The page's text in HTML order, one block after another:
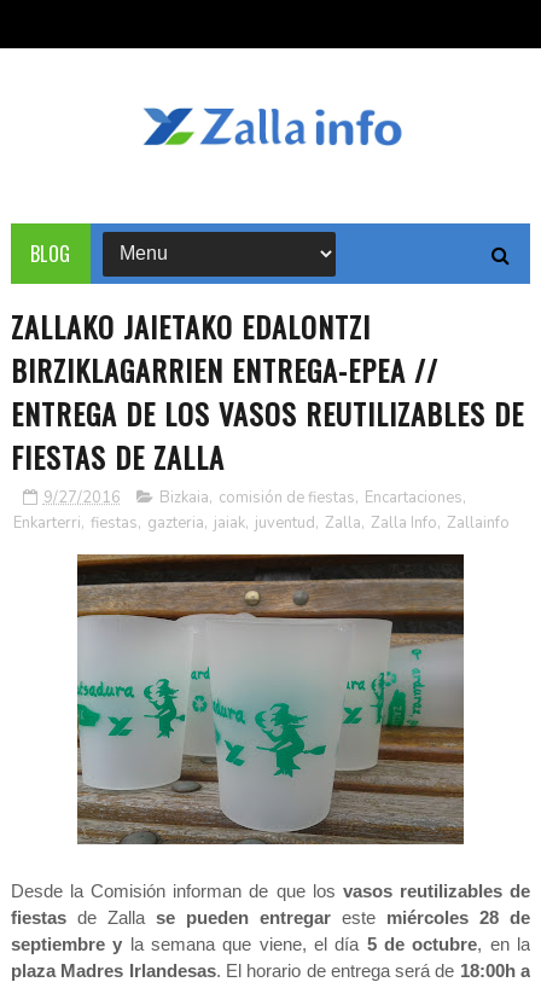
BLOG
ZALLAKO JAIETAKO EDALONTZI
BIRZIKLAGARRIEN ENTREGA-EPEA //
ENTREGA DE LOS VASOS REUTILIZABLES DE
FIESTAS DE ZALLA
9/27/2016 Bizkaia, comisión de fiestas, Encartaciones,
Enkarterri, fiestas, gazteria, jaiak, juventud, Zalla, Zalla Info, Zallainfo
Desde la Comisión informan de que los vasos reutilizables de
fiestas de Zalla se pueden entregareste miércoles 28 de
septiembre y la semana que viene, el día 5 de octubre, en la
plaza Madres Irlandesas. El horario de entrega será de 18:00h a